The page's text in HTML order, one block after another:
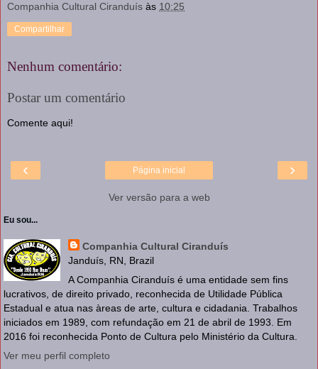
Companhia Cultural Ciranduís às 10:25
Compartilhar
Nenhum comentário:
Postar um comentário
Comente aqui!
‹ ›
Página inicial
Ver versão para a web
Eu sou...
Companhia Cultural Ciranduís
Janduís, RN, Brazil
A Companhia Ciranduís é uma entidade sem fins
lucrativos, de direito privado, reconhecida de Utilidade Pública
Estadual e atua nas àreas de arte, cultura e cidadania. Trabalhos
iniciados em 1989, com refundação em 21 de abril de 1993. Em
2016 foi reconhecida Ponto de Cultura pelo Ministério da Cultura.
Ver meu perfil completo